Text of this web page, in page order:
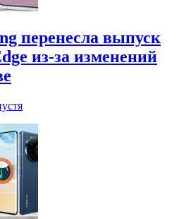
перенесла выпуск
из-за изменений